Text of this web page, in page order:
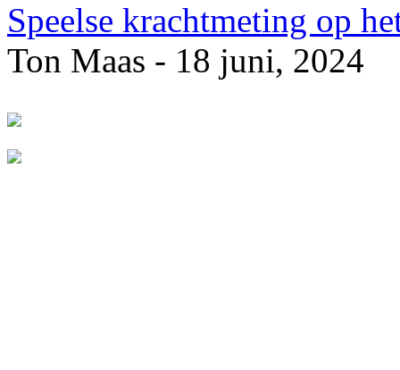
Speelse krachtmeting op
Ton Maas - 18 juni, 2024